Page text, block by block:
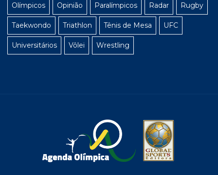
Olímpicos Opinião Paralímpicos Radar Rugby
Taekwondo Triathlon Tênis de Mesa UFC
Universitários Vôlei Wrestling